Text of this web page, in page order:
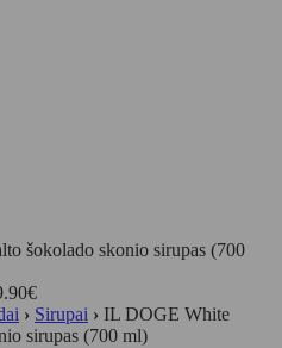
šokolado skonio sirupas (700
€
› Sirupai › IL DOGE White
sirupas (700 ml)